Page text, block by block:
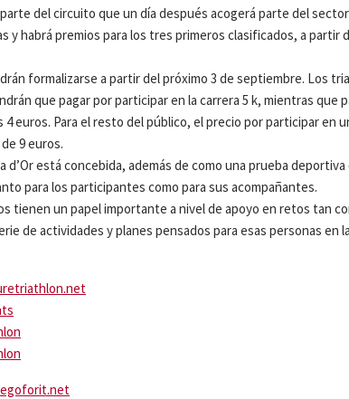
del circuito que un día después acogerá parte del
y habrá premios para los tres primeros clasificados, a partir
formalizarse a partir del próximo 3 de septiembre. Los
que pagar por participar en la carrera 5 k, mientras que
4 euros. Para el resto del público, el precio por participar en
9 euros.
d’Or está concebida, además de como una prueba
para los participantes como para sus acompañantes.
tienen un papel importante a nivel de apoyo en retos tan
de actividades y planes pensados para esas personas